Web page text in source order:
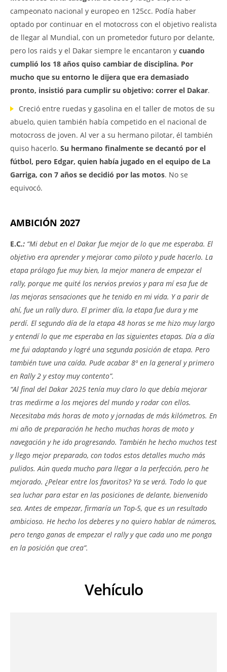
campeonato nacional y europeo en 125cc. Podía haber
optado por continuar en el motocross con el objetivo realista
de llegar al Mundial, con un prometedor futuro por delante,
pero los raids y el Dakar siempre le encantaron y cuando
cumplió los 18 años quiso cambiar de disciplina. Por
mucho que su entorno le dijera que era demasiado
pronto, insistió para cumplir su objetivo: correr el Dakar.
Creció entre ruedas y gasolina en el taller de motos de su
abuelo, quien también había competido en el nacional de
motocross de joven. Al ver a su hermano pilotar, él también
quiso hacerlo. Su hermano finalmente se decantó por el
fútbol, pero Edgar, quien había jugado en el equipo de La
Garriga, con 7 años se decidió por las motos. No se
equivocó.
AMBICIÓN 2027
E.C.: “Mi debut en el Dakar fue mejor de lo que me esperaba. El
objetivo era aprender y mejorar como piloto y pude hacerlo. La
etapa prólogo fue muy bien, la mejor manera de empezar el
rally, porque me quité los nervios previos y para mí esa fue de
las mejoras sensaciones que he tenido en mi vida. Y a parir de
ahí, fue un rally duro. El primer día, la etapa fue dura y me
perdí. El segundo día de la etapa 48 horas se me hizo muy largo
y entendí lo que me esperaba en las siguientes etapas. Día a día
me fui adaptando y logré una segunda posición de etapa. Pero
también tuve una caída. Pude acabar 8º en la general y primero
en Rally 2 y estoy muy contento”.
“Al final del Dakar 2025 tenía muy claro lo que debía mejorar
tras medirme a los mejores del mundo y rodar con ellos.
Necesitaba más horas de moto y jornadas de más kilómetros. En
mi año de preparación he hecho muchas horas de moto y
navegación y he ido progresando. También he hecho muchos test
y llego mejor preparado, con todos estos detalles mucho más
pulidos. Aún queda mucho para llegar a la perfección, pero he
mejorado. ¿Pelear entre los favoritos? Ya se verá. Todo lo que
sea luchar para estar en las posiciones de delante, bienvenido
sea. Antes de empezar, firmaría un Top-5, que es un resultado
ambicioso. He hecho los deberes y no quiero hablar de números,
pero tengo ganas de empezar el rally y que cada uno me ponga
en la posición que crea”.
Vehículo